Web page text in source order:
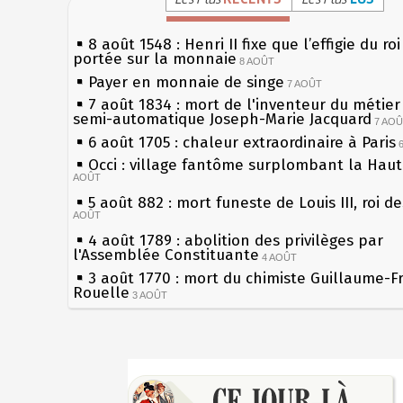
8 août 1548 : Henri II fixe que l’effigie du
portée sur la monnaie 8 AOÛT
Payer en monnaie de singe 7 AOÛT
7 août 1834 : mort de l'inventeur du
semi-automatique Joseph-Marie Jacquard 7
6 août 1705 : chaleur extraordinaire à Paris
Occi : village fantôme surplombant la
AOÛT
5 août 882 : mort funeste de Louis III, roi
AOÛT
4 août 1789 : abolition des privilèges par
l'Assemblée Constituante 4 AOÛT
3 août 1770 : mort du chimiste Guillaume-
Rouelle 3 AOÛT
Musée Jean de La Fontaine : réouverture
1er août 1589 : Henri III est poignardé à
les siècles
27 mai 1610 : supplice de François